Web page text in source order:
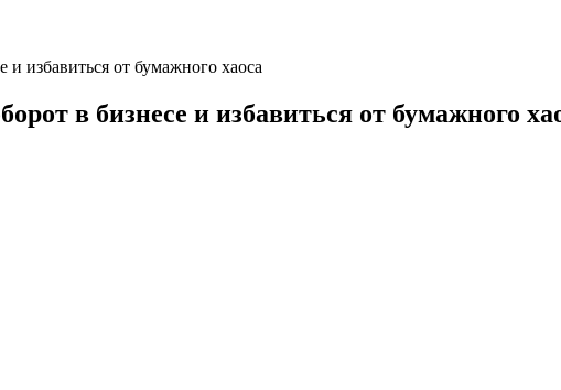
и избавиться от бумажного хаоса
в бизнесе и избавиться от бумажного